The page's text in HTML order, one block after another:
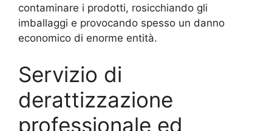
contaminare i prodotti, rosicchiando gli
imballaggi e provocando spesso un danno
economico di enorme entità.
Servizio di
derattizzazione
professionale ed